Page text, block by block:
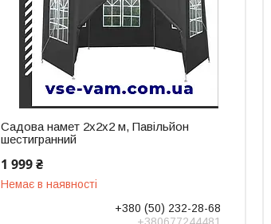
Садова намет 2х2х2 м, Павільйон
шестигранний
1 999 ₴
Немає в наявності
+380 (50) 232-28-68
+380677244481